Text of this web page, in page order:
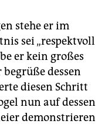
stehe er im
sei „respektvoll
er kein großes
dessen
diesen Schritt
nun auf dessen
demonstrieren